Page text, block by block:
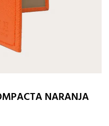
NARANJA